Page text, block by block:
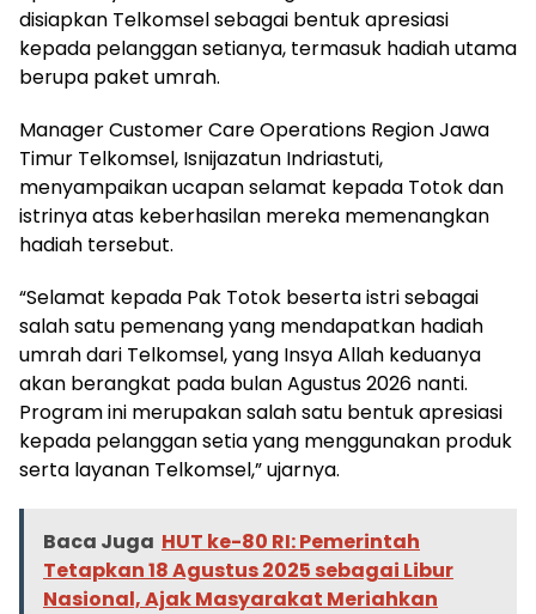
disiapkan Telkomsel sebagai bentuk apresiasi
kepada pelanggan setianya, termasuk hadiah utama
berupa paket umrah.
Manager Customer Care Operations Region Jawa
Timur Telkomsel, Isnijazatun Indriastuti,
menyampaikan ucapan selamat kepada Totok dan
istrinya atas keberhasilan mereka memenangkan
hadiah tersebut.
“Selamat kepada Pak Totok beserta istri sebagai
salah satu pemenang yang mendapatkan hadiah
umrah dari Telkomsel, yang Insya Allah keduanya
akan berangkat pada bulan Agustus 2026 nanti.
Program ini merupakan salah satu bentuk apresiasi
kepada pelanggan setia yang menggunakan produk
serta layanan Telkomsel,” ujarnya.
Baca Juga HUT ke-80 RI: Pemerintah
Tetapkan 18 Agustus 2025 sebagai Libur
Nasional, Ajak Masyarakat Meriahkan